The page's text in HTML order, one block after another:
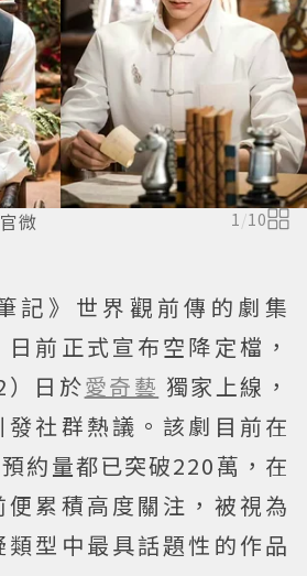
微 1/10
記》世界觀前傳的劇集
日前正式宣布空降定檔，
）日於愛奇藝 獨家上線，
社群熱議。該劇目前在
約量都已突破220萬，在
便累積高度關注，被視為
型中最具話題性的作品